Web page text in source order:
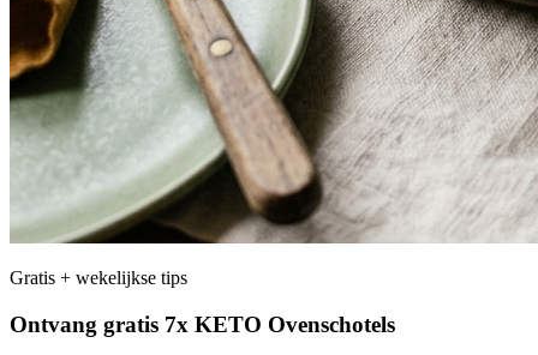
Gratis + wekelijkse tips
Ontvang gratis 7x KETO Ovenschotels